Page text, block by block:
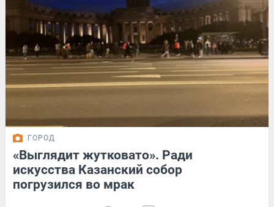
ГОРОД
«Выглядит жутковато». Ради
искусства Казанский собор
погрузился во мрак